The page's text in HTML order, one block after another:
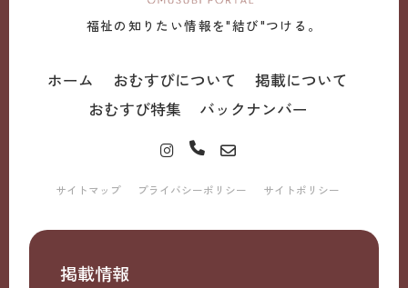
福祉の知りたい情報を"結び"つける。
ホーム おむすびについて
掲載について
おむすび特集
バックナンバー
サイトマップ プライバシーポリシー サイトポリシー
掲載情報